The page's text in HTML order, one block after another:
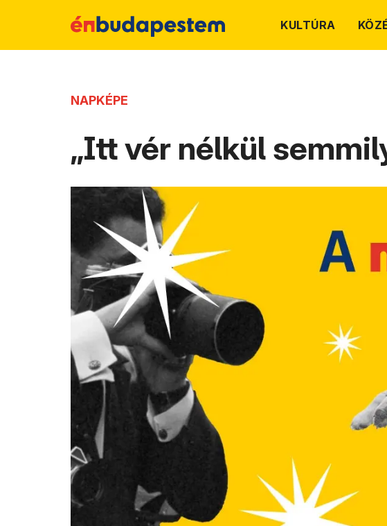
KULTÚRA
NAPKÉPE
„Itt vér nélkül